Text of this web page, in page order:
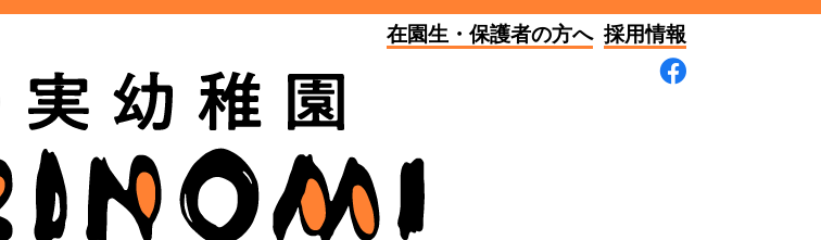
在園生・保護者の方へ 採用情報